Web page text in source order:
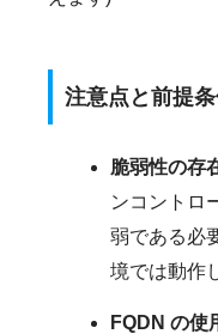
注意点と前提
脆弱性の存
ンコントロ
弱である必
境では動作
FQDN の使